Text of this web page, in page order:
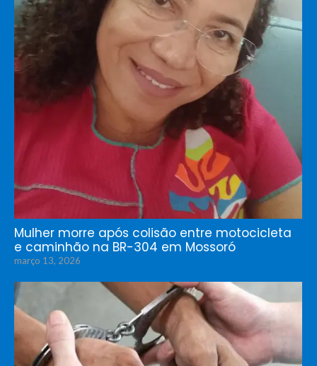
Mulher morre após colisão entre motocicleta
e caminhão na BR-304 em Mossoró
março 13, 2026